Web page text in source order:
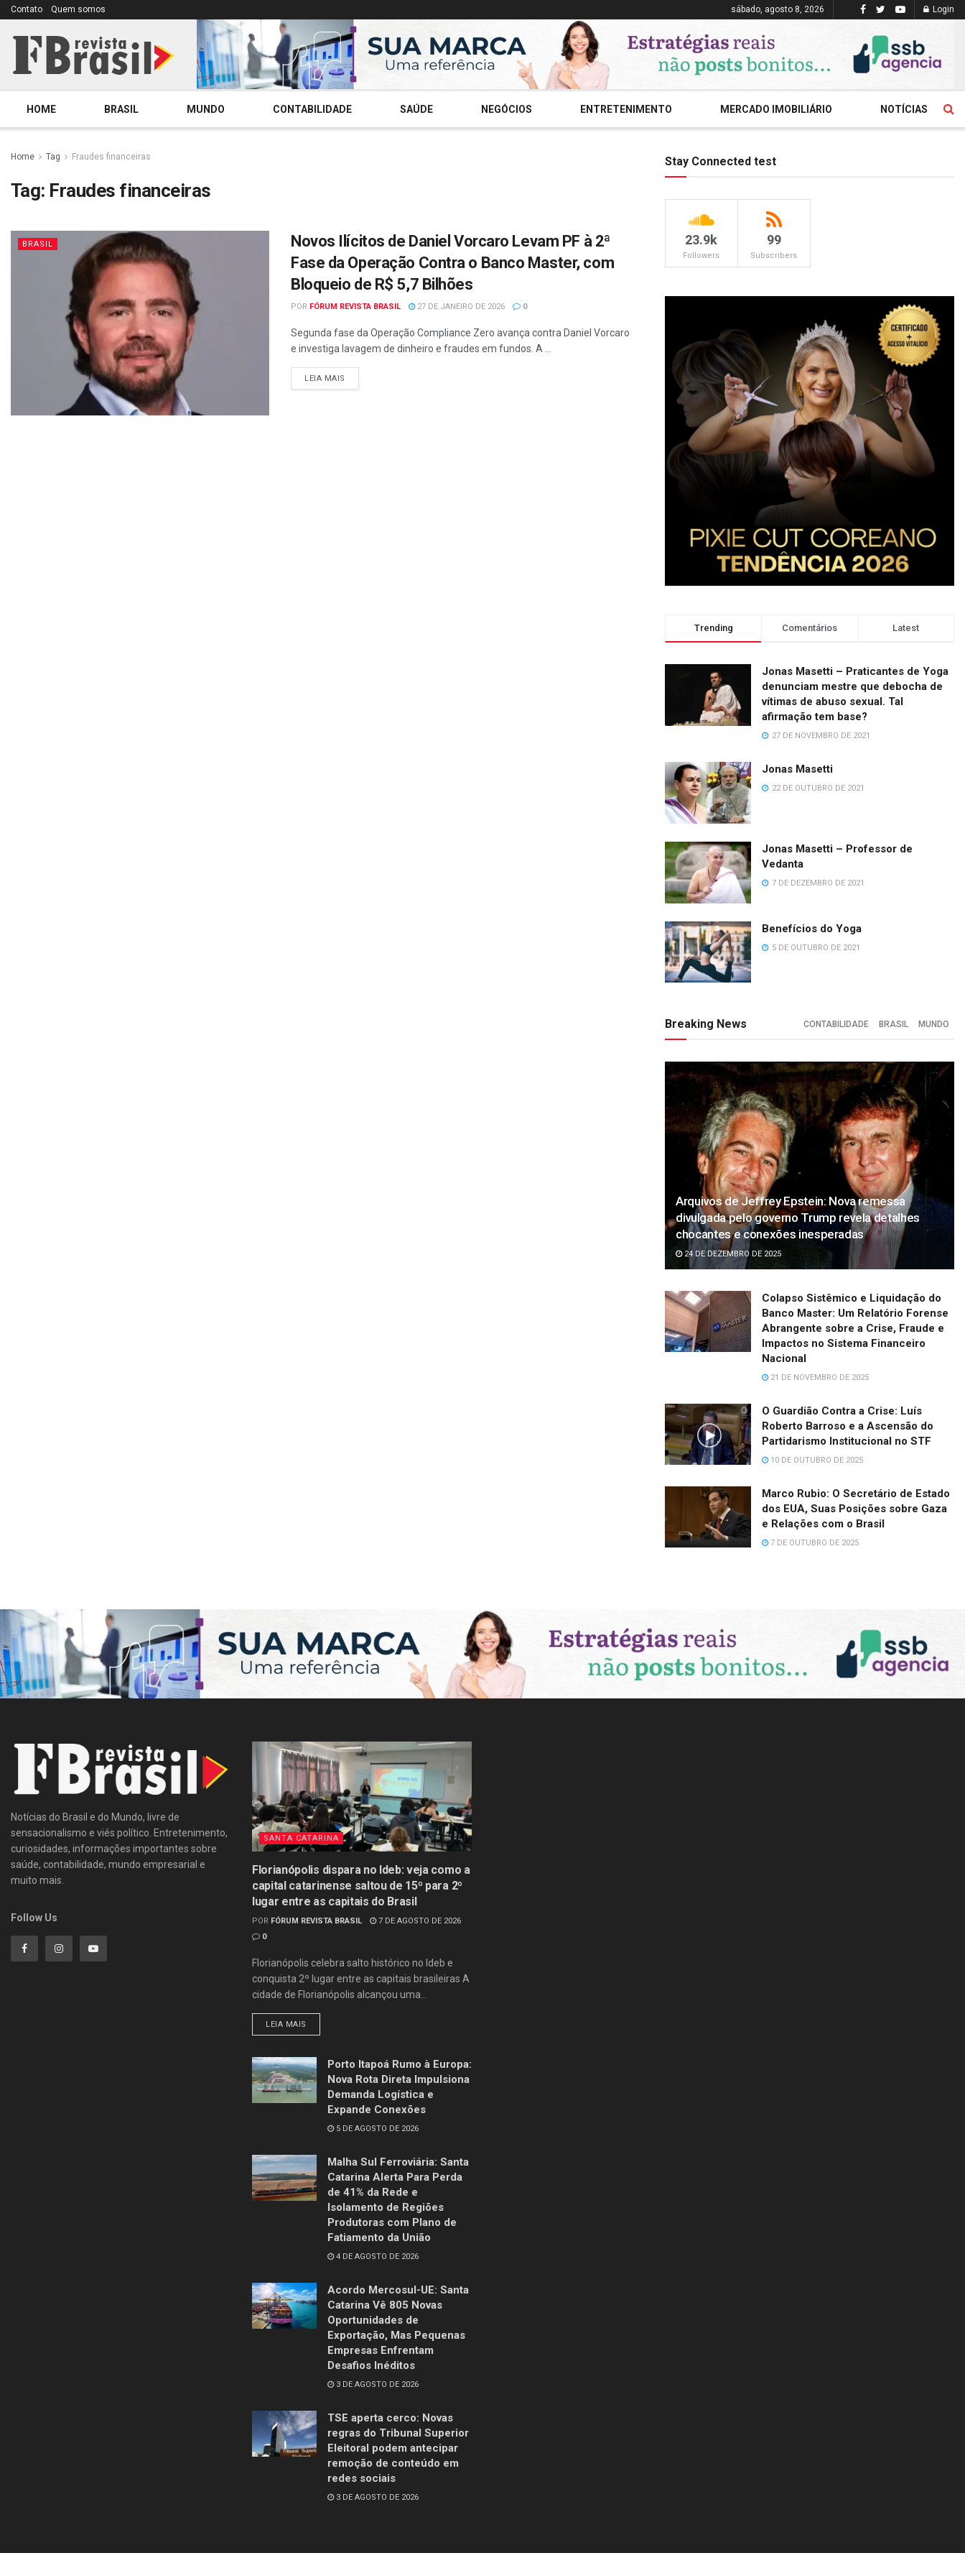
Contato Quem somos sábado, agosto 8, 2026 Login
HOME BRASIL MUNDO CONTABILIDADE SAÚDE NEGÓCIOS ENTRETENIMENTO MERCADO IMOBILIÁRIO NOTÍCIAS
Home Tag Fraudes financeiras
Tag: Fraudes financeiras
BRASIL
Novos Ilícitos de Daniel Vorcaro Levam PF à 2ª
Fase da Operação Contra o Banco Master, com
Bloqueio de R$ 5,7 Bilhões
POR FÓRUM REVISTA BRASIL 27 DE JANEIRO DE 2026 0
Segunda fase da Operação Compliance Zero avança contra Daniel Vorcaro
e investiga lavagem de dinheiro e fraudes em fundos. A ...
LEIA MAIS
Stay Connected test
23.9k
Followers
99
Subscribers
Trending Comentários Latest
Jonas Masetti – Praticantes de Yoga
denunciam mestre que debocha de
vítimas de abuso sexual. Tal
afirmação tem base?
27 DE NOVEMBRO DE 2021
Jonas Masetti
22 DE OUTUBRO DE 2021
Jonas Masetti – Professor de
Vedanta
7 DE DEZEMBRO DE 2021
Benefícios do Yoga
5 DE OUTUBRO DE 2021
Breaking News CONTABILIDADE BRASIL MUNDO
Arquivos de Jeffrey Epstein: Nova remessa
divulgada pelo governo Trump revela detalhes
chocantes e conexões inesperadas
24 DE DEZEMBRO DE 2025
Colapso Sistêmico e Liquidação do
Banco Master: Um Relatório Forense
Abrangente sobre a Crise, Fraude e
Impactos no Sistema Financeiro
Nacional
21 DE NOVEMBRO DE 2025
O Guardião Contra a Crise: Luís
Roberto Barroso e a Ascensão do
Partidarismo Institucional no STF
10 DE OUTUBRO DE 2025
Marco Rubio: O Secretário de Estado
dos EUA, Suas Posições sobre Gaza
e Relações com o Brasil
7 DE OUTUBRO DE 2025
Notícias do Brasil e do Mundo, livre de
sensacionalismo e viés político. Entretenimento,
curiosidades, informações importantes sobre
saúde, contabilidade, mundo empresarial e
muito mais.
Follow Us
SANTA CATARINA
Florianópolis dispara no Ideb: veja como a
capital catarinense saltou de 15º para 2º
lugar entre as capitais do Brasil
POR FÓRUM REVISTA BRASIL
7 DE AGOSTO DE 2026
0
Florianópolis celebra salto histórico no Ideb e
conquista 2º lugar entre as capitais brasileiras A
cidade de Florianópolis alcançou uma...
LEIA MAIS
Porto Itapoá Rumo à Europa:
Nova Rota Direta Impulsiona
Demanda Logística e
Expande Conexões
5 DE AGOSTO DE 2026
Malha Sul Ferroviária: Santa
Catarina Alerta Para Perda
de 41% da Rede e
Isolamento de Regiões
Produtoras com Plano de
Fatiamento da União
4 DE AGOSTO DE 2026
Acordo Mercosul-UE: Santa
Catarina Vê 805 Novas
Oportunidades de
Exportação, Mas Pequenas
Empresas Enfrentam
Desafios Inéditos
3 DE AGOSTO DE 2026
TSE aperta cerco: Novas
regras do Tribunal Superior
Eleitoral podem antecipar
remoção de conteúdo em
redes sociais
3 DE AGOSTO DE 2026